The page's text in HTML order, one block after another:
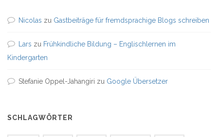
Nicolas zu Gastbeiträge für fremdsprachige Blogs schreiben
Lars zu Frühkindliche Bildung – Englischlernen im
Kindergarten
Stefanie Oppel-Jahangiri zu Google Übersetzer
SCHLAGWÖRTER